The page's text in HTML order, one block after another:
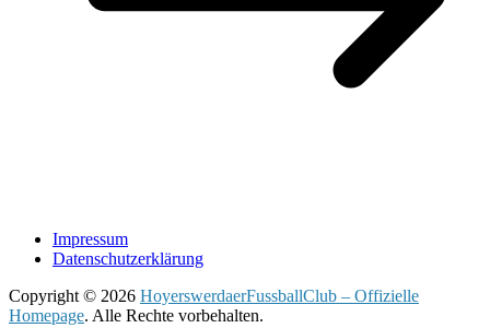
Impressum
Datenschutzerklärung
Copyright © 2026 HoyerswerdaerFussballClub – Offizielle
Homepage. Alle Rechte vorbehalten.